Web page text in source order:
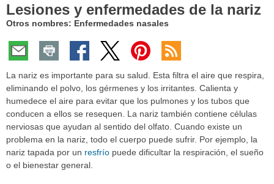
Lesiones y enfermedades de la nariz
Otros nombres: Enfermedades nasales
La nariz es importante para su salud. Esta filtra el aire que respira,
eliminando el polvo, los gérmenes y los irritantes. Calienta y
humedece el aire para evitar que los pulmones y los tubos que
conducen a ellos se resequen. La nariz también contiene células
nerviosas que ayudan al sentido del olfato. Cuando existe un
problema en la nariz, todo el cuerpo puede sufrir. Por ejemplo, la
nariz tapada por un resfrío puede dificultar la respiración, el sueño
o el bienestar general.